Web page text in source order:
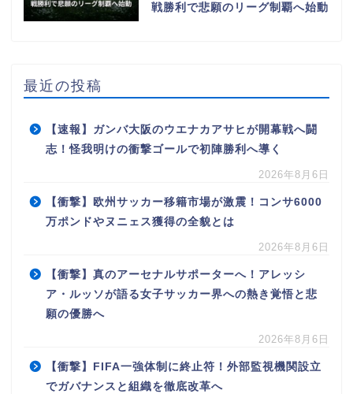
戦勝利で悲願のリーグ制覇へ始動
最近の投稿
【速報】ガンバ大阪のウエナカアサヒが開幕戦へ闘
志！怪我明けの衝撃ゴールで初陣勝利へ導く
2026年8月6日
【衝撃】欧州サッカー移籍市場が激震！コンサ6000
万ポンドやヌニェス獲得の全貌とは
2026年8月6日
【衝撃】真のアーセナルサポーターへ！アレッシ
ア・ルッソが語る女子サッカー界への熱き覚悟と悲
願の優勝へ
2026年8月6日
【衝撃】FIFA一強体制に終止符！外部監視機関設立
でガバナンスと組織を徹底改革へ